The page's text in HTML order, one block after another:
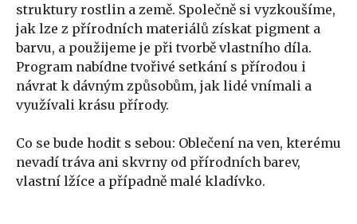
struktury rostlin a země. Společně si vyzkoušíme,
jak lze z přírodních materiálů získat pigment a
barvu, a použijeme je při tvorbě vlastního díla.
Program nabídne tvořivé setkání s přírodou i
návrat k dávným způsobům, jak lidé vnímali a
využívali krásu přírody.
Co se bude hodit s sebou: Oblečení na ven, kterému
nevadí tráva ani skvrny od přírodních barev,
vlastní lžíce a případně malé kladívko.